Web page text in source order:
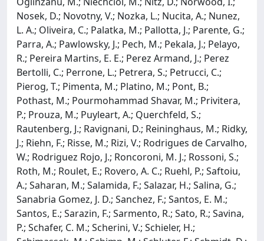
Nosek, D.; Novotny, V.; Nozka, L.; Nucita, A.; Nunez,
L. A.; Oliveira, C.; Palatka, M.; Pallotta, J.; Parente, G.;
Parra, A.; Pawlowsky, J.; Pech, M.; Pekala, J.; Pelayo,
R.; Pereira Martins, E. E.; Perez Armand, J.; Perez
Bertolli, C.; Perrone, L.; Petrera, S.; Petrucci, C.;
Pierog, T.; Pimenta, M.; Platino, M.; Pont, B.;
Pothast, M.; Pourmohammad Shavar, M.; Privitera,
P.; Prouza, M.; Puyleart, A.; Querchfeld, S.;
Rautenberg, J.; Ravignani, D.; Reininghaus, M.; Ridky,
J.; Riehn, F.; Risse, M.; Rizi, V.; Rodrigues de Carvalho,
W.; Rodriguez Rojo, J.; Roncoroni, M. J.; Rossoni, S.;
Roth, M.; Roulet, E.; Rovero, A. C.; Ruehl, P.; Saftoiu,
A.; Saharan, M.; Salamida, F.; Salazar, H.; Salina, G.;
Sanabria Gomez, J. D.; Sanchez, F.; Santos, E. M.;
Santos, E.; Sarazin, F.; Sarmento, R.; Sato, R.; Savina,
P.; Schafer, C. M.; Scherini, V.; Schieler, H.;